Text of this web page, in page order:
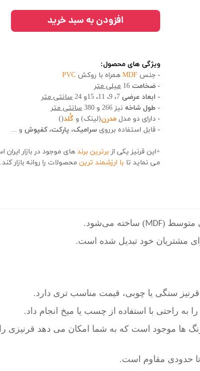
ویژگی های محصول:
- جنس MDF همراه با روکش PVC
- ضخامت 16 میلی متر
- ابعاد عرضی 7، 9، 11، 15و 24
سانتی متر
- طول شاخه نیز 266 و 380
سانتی متر
- دارای دو مدل مدرن(لینک) و گُلد()
- قابل استفاده برروی سرامیک، پارکت،کفپوش و ...
+این قرنیز یکی از برترین برند های موجود در بازار ایران
می نماید تا با ارزشمند ترین محصولات را روانه بازار کند.
افزودن به سبد خرید
متوسط (MDF) ساخته می‌شود.
مشتریان خود تبدیل شده است.
قرنیز سنگی یا چوبی، قیمت مناسب تری دارد.
راحتی با استفاده از چسب یا میخ انجام داد.
ها موجود است که به شما امکان می دهد قرنیزی
حدودی مقاوم است.